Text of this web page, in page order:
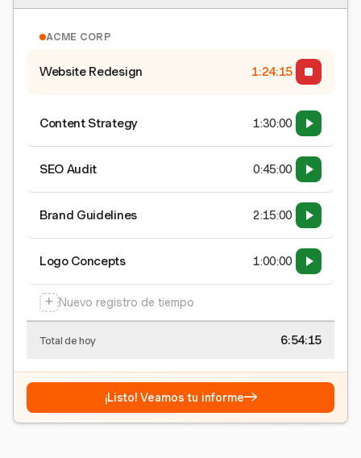
ACME CORP
Website Redesign 1:24:15
Content Strategy 1:30:00
SEO Audit 0:45:00
Brand Guidelines 2:15:00
Logo Concepts 1:00:00
+ Nuevo registro de tiempo
Total de hoy 6:54:15
¡Listo! Veamos tu informe→